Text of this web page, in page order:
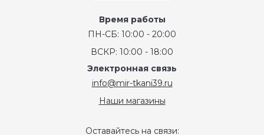
Время работы
ПН-СБ: 10:00 - 20:00
ВСКР: 10:00 - 18:00
Электронная связь
info@mir-tkani39.ru
Наши магазины
Оставайтесь на связи: